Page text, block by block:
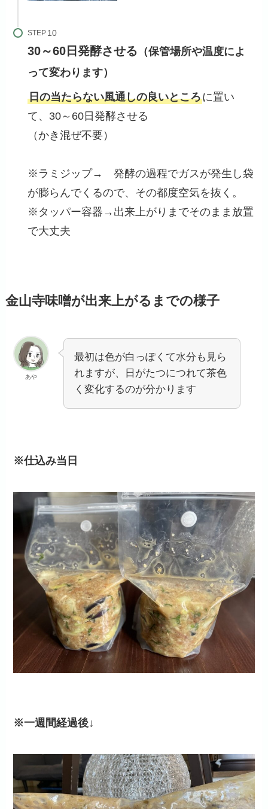
STEP
30～60日発酵させる
（保管場所や温度によ
って変わります）
日の当たらない風通しの良いところに置い
て、30～60日発酵させる
（かき混ぜ不要）
※ラミジップ→ 発酵の過程でガスが発生し袋
が膨らんでくるので、その都度空気を抜く。
※タッパー容器→出来上がりまでそのまま放置
で大丈夫
金山寺味噌が出来上がるまでの様子
あや
最初は色が白っぽくて水分も見ら
れますが、日がたつにつれて茶色
く変化するのが分かります
※仕込み当日
※一週間経過後↓